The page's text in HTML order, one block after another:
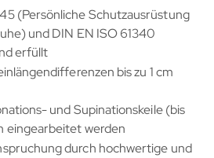
(Persönliche Schutzausrüstung
und DIN EN ISO 61340
erfüllt
bis zu 1 cm
und Supinationskeile (bis
eingearbeitet werden
durch hochwertige und